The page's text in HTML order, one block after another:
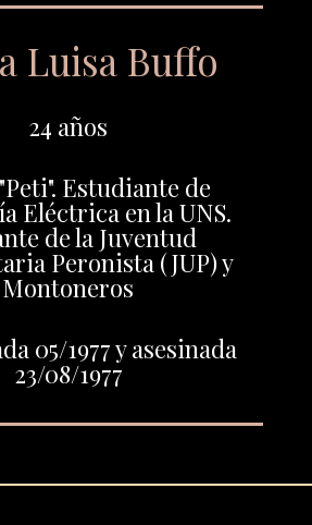
Luisa Buffo
24 años
Estudiante de
Eléctrica en la UNS.
de la Juventud
Peronista (JUP) y
Montoneros
05/1977 y asesinada
23/08/1977